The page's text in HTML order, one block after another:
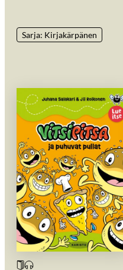
Sarja: Kirjakärpänen